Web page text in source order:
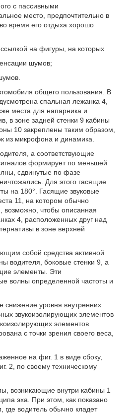
с пассивными
место, предпочтительно в
время его отдыха хорошо
на фигуры, на которых
шумов;
общего пользования. В
спальная лежанка 4,
места для напарника и
в зоне задней стенки 9 кабины
10 закреплены таким образом,
из микрофона и динамика.
а соответствующие
формирует по меньшей
сдвинутые по фазе
Для этого гасящие
на 180°. Гасящие звуковые
11, на котором обычно
возможно, чтобы описанная
4, расположенных друг над
в зоне верхней
собой средства активной
водителя, боковые стенки 9, а
элементы. Эти
волны определенной частоты и
снижение уровня внутренних
звукоизолирующих элементов
элементов
с точки зрения своего веса,
на фиг. 1 в виде сбоку,
2, по своему техническому
возникающие внутри кабины 1
эха. При этом, как показано
где водитель обычно кладет